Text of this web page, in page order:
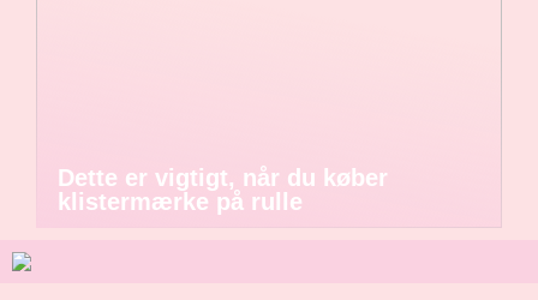
Dette er vigtigt, når du køber
klistermærke på rulle